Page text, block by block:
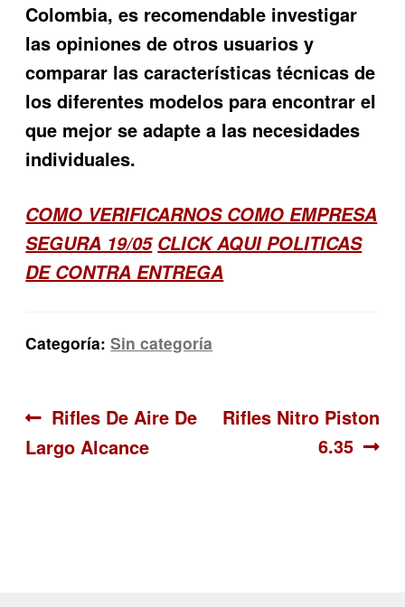
Colombia, es recomendable investigar
las opiniones de otros usuarios y
comparar las características técnicas de
los diferentes modelos para encontrar el
que mejor se adapte a las necesidades
individuales.
COMO VERIFICARNOS COMO EMPRESA
SEGURA 19/05 CLICK AQUI POLITICAS
DE CONTRA ENTREGA
Categoría:Sin categoría
Navegación
de
Anterior:
Rifles De Aire De
Largo Alcance
Siguiente:
Rifles Nitro Piston
6.35